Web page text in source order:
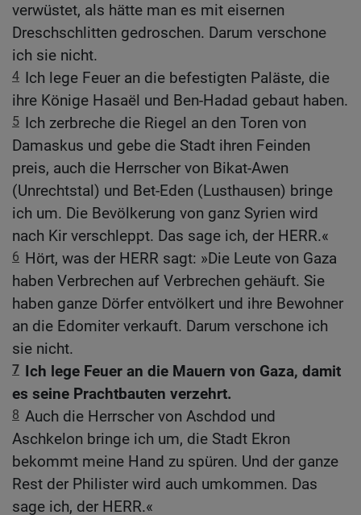
verwüstet, als hätte man es mit eisernen
Dreschschlitten gedroschen. Darum verschone
ich sie nicht.
4 Ich lege Feuer an die befestigten Paläste, die
ihre Könige Hasaël und Ben-Hadad gebaut haben.
5 Ich zerbreche die Riegel an den Toren von
Damaskus und gebe die Stadt ihren Feinden
preis, auch die Herrscher von Bikat-Awen
(Unrechtstal) und Bet-Eden (Lusthausen) bringe
ich um. Die Bevölkerung von ganz Syrien wird
nach Kir verschleppt. Das sage ich, der HERR.«
6 Hört, was der HERR sagt: »Die Leute von Gaza
haben Verbrechen auf Verbrechen gehäuft. Sie
haben ganze Dörfer entvölkert und ihre Bewohner
an die Edomiter verkauft. Darum verschone ich
sie nicht.
7 Ich lege Feuer an die Mauern von Gaza, damit
es seine Prachtbauten verzehrt.
8 Auch die Herrscher von Aschdod und
Aschkelon bringe ich um, die Stadt Ekron
bekommt meine Hand zu spüren. Und der ganze
Rest der Philister wird auch umkommen. Das
sage ich, der HERR.«